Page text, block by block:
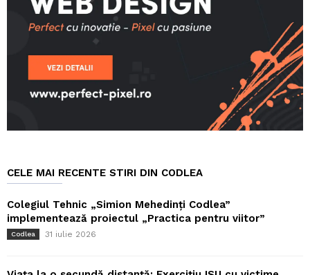
CELE MAI RECENTE STIRI DIN CODLEA
Colegiul Tehnic „Simion Mehedinți Codlea”
implementează proiectul „Practica pentru viitor”
Codlea 31 iulie 2026